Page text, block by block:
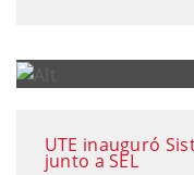
UTE inauguró
junto a SEL